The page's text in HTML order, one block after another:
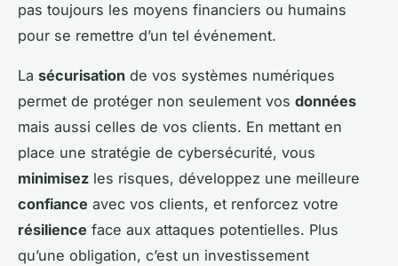
pas toujours les moyens financiers ou humains
pour se remettre d’un tel événement.
La sécurisation de vos systèmes numériques
permet de protéger non seulement vos données
mais aussi celles de vos clients. En mettant en
place une stratégie de cybersécurité, vous
minimisez les risques, développez une meilleure
confiance avec vos clients, et renforcez votre
résilience face aux attaques potentielles. Plus
qu’une obligation, c’est un investissement